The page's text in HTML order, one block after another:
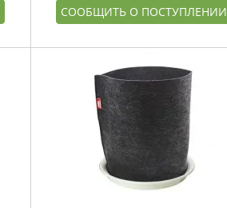
СООБЩИТЬ О ПОСТУПЛЕНИИ